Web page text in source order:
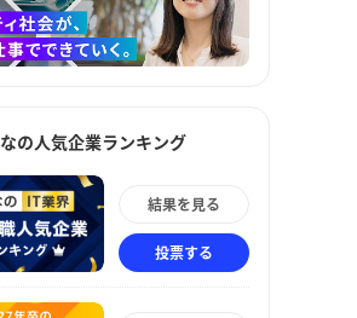
の人気企業ランキング
結果を見る
投票する